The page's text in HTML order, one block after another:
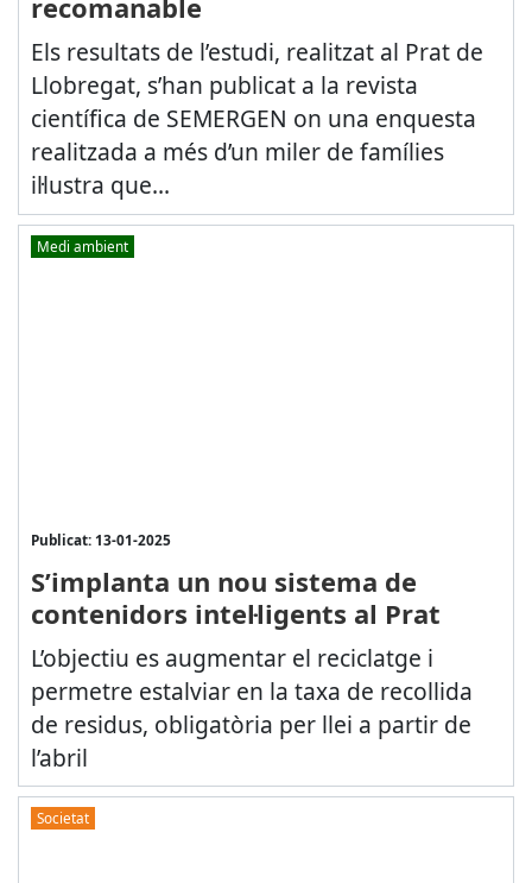
recomanable
Els resultats de l’estudi, realitzat al Prat de
Llobregat, s’han publicat a la revista
científica de SEMERGEN on una enquesta
realitzada a més d’un miler de famílies
il·lustra que...
Medi ambient
Publicat: 13-01-2025
S’implanta un nou sistema de
contenidors intel·ligents al Prat
L’objectiu es augmentar el reciclatge i
permetre estalviar en la taxa de recollida
de residus, obligatòria per llei a partir de
l’abril
Societat